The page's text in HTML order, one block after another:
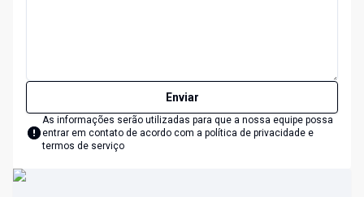
Enviar
As informações serão utilizadas para que a nossa equipe possa
entrar em contato de acordo com a política de privacidade e
termos de serviço